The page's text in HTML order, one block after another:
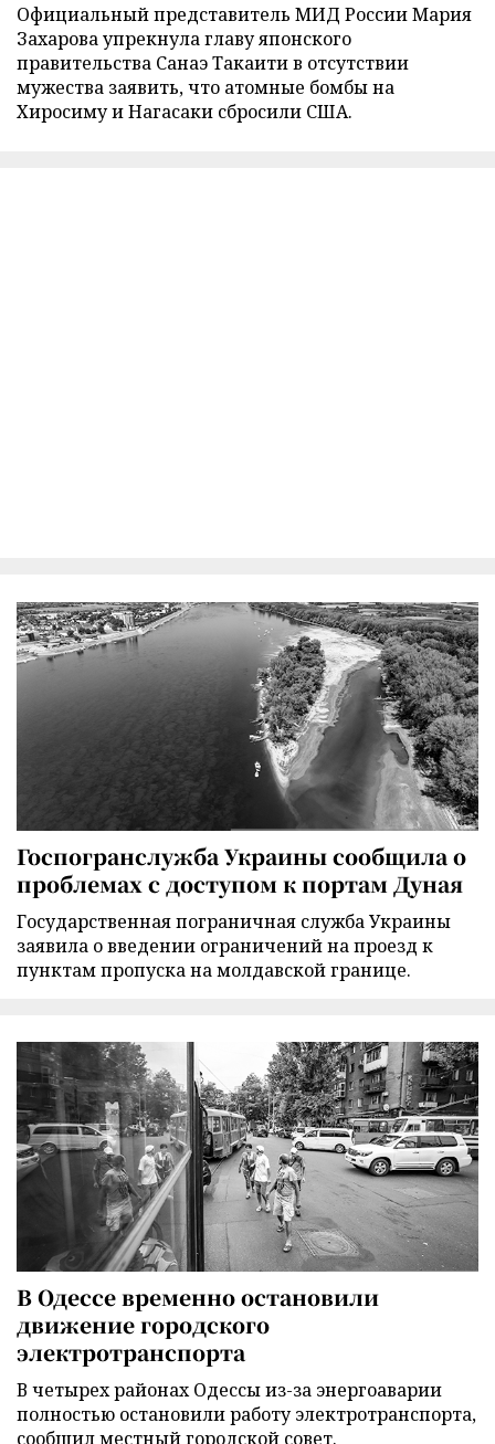
Официальный представитель МИД России Мария
Захарова упрекнула главу японского
правительства Санаэ Такаити в отсутствии
мужества заявить, что атомные бомбы на
Хиросиму и Нагасаки сбросили США.
Госпогранслужба Украины сообщила о
проблемах с доступом к портам Дуная
Государственная пограничная служба Украины
заявила о введении ограничений на проезд к
пунктам пропуска на молдавской границе.
В Одессе временно остановили
движение городского
электротранспорта
В четырех районах Одессы из-за энергоаварии
полностью остановили работу электротранспорта,
сообщил местный городской совет.